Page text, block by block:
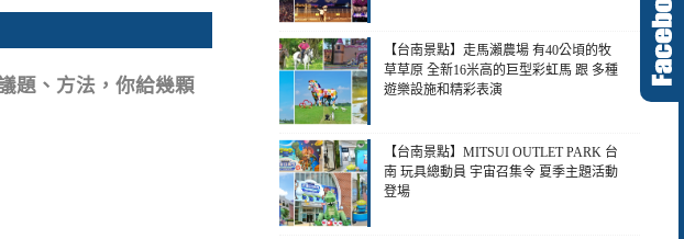
題、方法，你給幾顆
【台南景點】走馬瀨農場 有40公頃的牧
草草原 全新16米高的巨型彩虹馬 跟 多種
遊樂設施和精彩表演
【台南景點】MITSUI OUTLET PARK 台
南 玩具總動員 宇宙召集令 夏季主題活動
登場